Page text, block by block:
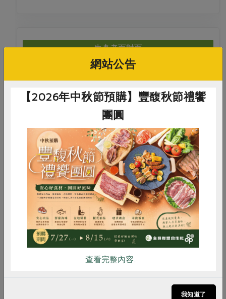
生產者面對面
有日光的天然鹽味-洲南鹽場陽光和海洋的故事
13:30-16:00
地點 東海站教室
活動結束
惜食 RPET 食譜 減硝酸鹽
雞蛋 食安 共同購買
網站公告
【2026年中秋節預購】豐馥秋節禮饗
團圓
查看完整內容..
我知道了